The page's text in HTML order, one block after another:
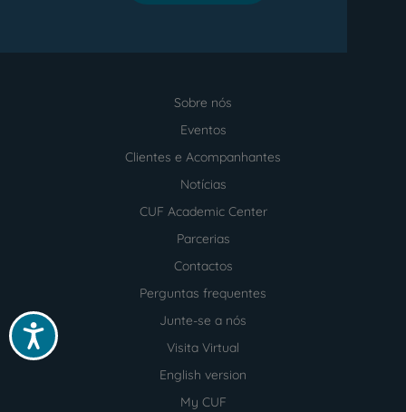
Acessibilidade
Sobre nós
Eventos
Clientes e Acompanhantes
Notícias
CUF Academic Center
Parcerias
Contactos
Perguntas frequentes
Junte-se a nós
Visita Virtual
English version
My CUF